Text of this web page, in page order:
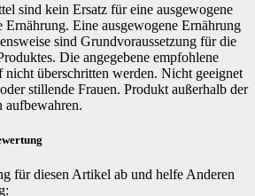
sind kein Ersatz für eine ausgewogene
Ernährung. Eine ausgewogene Ernährung
sind Grundvoraussetzung für die
Die angegebene empfohlene
nicht überschritten werden. Nicht geeignet
stillende Frauen. Produkt außerhalb der
für diesen Artikel ab und helfe Anderen